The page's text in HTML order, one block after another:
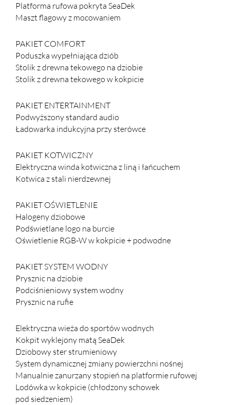
Platforma rufowa pokryta SeaDek
Maszt flagowy z mocowaniem
PAKIET COMFORT
Poduszka wypełniająca dziób
Stolik z drewna tekowego na dziobie
Stolik z drewna tekowego w kokpicie
PAKIET ENTERTAINMENT
Podwyższony standard audio
Ładowarka indukcyjna przy sterówce
PAKIET KOTWICZNY
Elektryczna winda kotwiczna z liną i łańcuchem
Kotwica z stali nierdzewnej
PAKIET OŚWIETLENIE
Halogeny dziobowe
Podświetlane logo na burcie
Oświetlenie RGB-W w kokpicie + podwodne
PAKIET SYSTEM WODNY
Prysznic na dziobie
Podciśnieniowy system wodny
Prysznic na rufie
Elektryczna wieża do sportów wodnych
Kokpit wyklejony matą SeaDek
Dziobowy ster strumieniowy
System dynamicznej zmiany powierzchni nośnej
Manualnie zanurzany stopień na platformie rufowej
Lodówka w kokpicie (chłodzony schowek
pod siedzeniem)